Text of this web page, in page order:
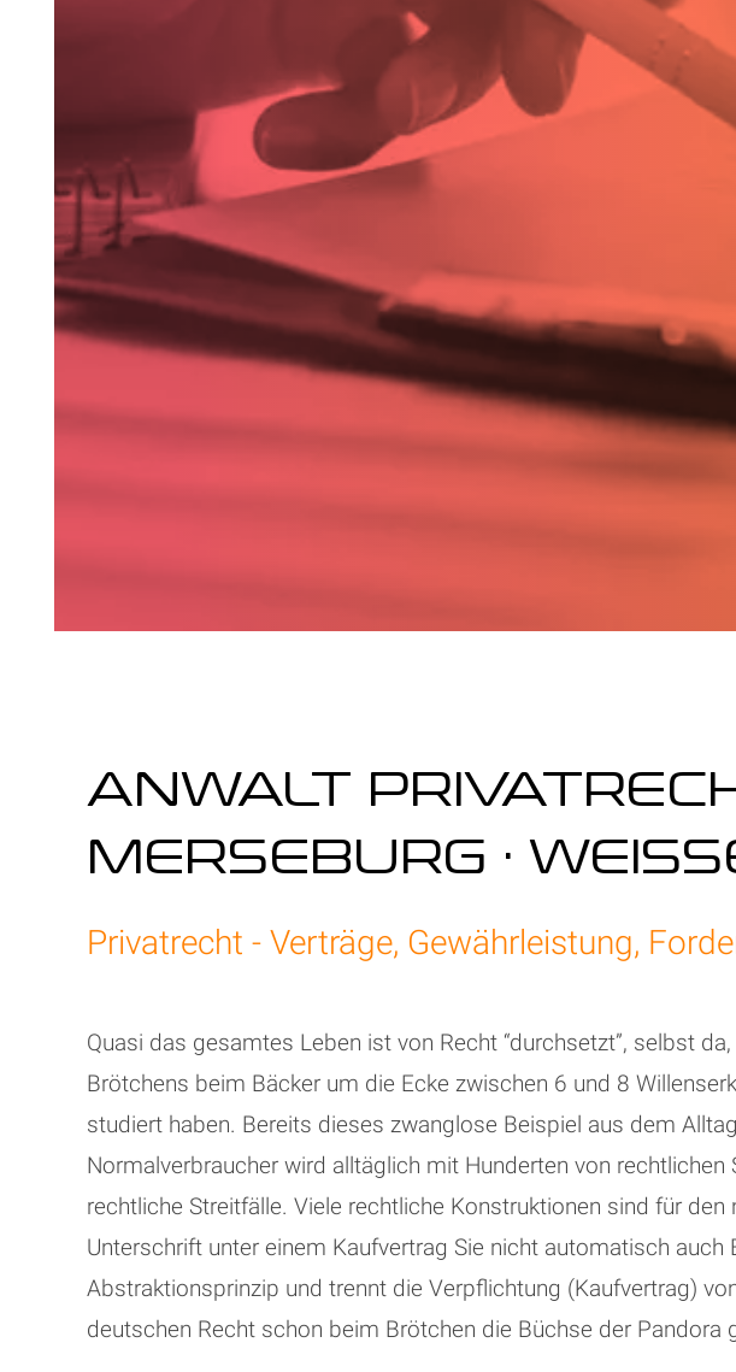
ANWALT
MERSEBURG ·
Privatrecht - Verträge, Gewährleistung,
Quasi das gesamtes Leben ist von Recht “durchsetzt”, selbst
Brötchens beim Bäcker um die Ecke zwischen 6 und 8
studiert haben. Bereits dieses zwanglose Beispiel aus dem
Normalverbraucher wird alltäglich mit Hunderten von
rechtliche Streitfälle. Viele rechtliche Konstruktionen sind für
Unterschrift unter einem Kaufvertrag Sie nicht automatisch
Abstraktionsprinzip und trennt die Verpflichtung (Kaufvertrag)
deutschen Recht schon beim Brötchen die Büchse der Pandora